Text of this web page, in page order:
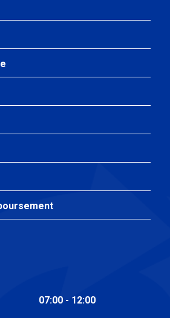
07:00 - 12:00